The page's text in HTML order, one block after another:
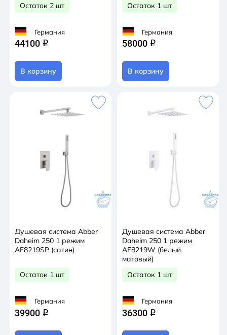
Остаток 2 шт
Германия
44100 q
В корзину
Остаток 1 шт
Германия
58000 q
В корзину
Душевая система Abber
Daheim 250 1 режим
AF8219SP (сатин)
Остаток 1 шт
Германия
39900 q
Душевая система Abber
Daheim 250 1 режим
AF8219W (белый
матовый)
Остаток 1 шт
Германия
36300 q